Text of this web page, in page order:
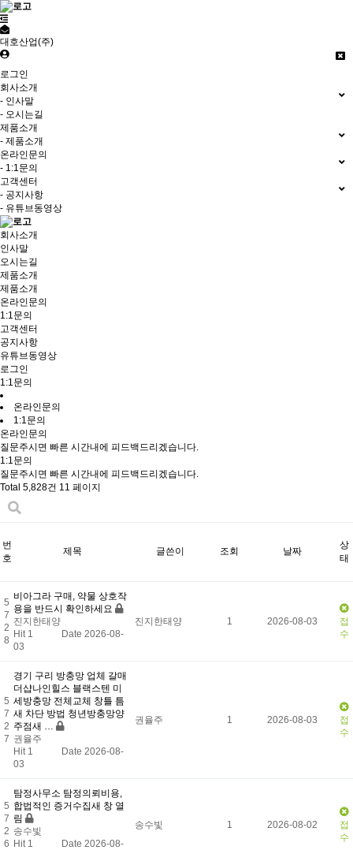
대호산업(주)
로그인
회사소개
- 인사말
- 오시는길
제품소개
- 제품소개
온라인문의
- 1:1문의
고객센터
- 공지사항
- 유튜브동영상
회사소개
인사말
오시는길
제품소개
제품소개
온라인문의
1:1문의
고객센터
공지사항
유튜브동영상
로그인
1:1문의
온라인문의
1:1문의
온라인문의
질문주시면 빠른 시간내에 피드백드리겠습니다.
1:1문의
질문주시면 빠른 시간내에 피드백드리겠습니다.
Total 5,828건 11 페이지
번
호
제목 글쓴이 조회 날짜
상
태
5
7
2
8
비아그라 구매, 약물 상호작
용을 반드시 확인하세요
진지한태양
Hit 1
Date 2026-08-
03
진지한태양 1 2026-08-03
접
수
5
7
2
7
경기 구리 방충망 업체 갈매
더샵나인힐스 블랙스텐 미
세방충망 전체교체 창틀 틈
새 차단 방법 청년방충망양
주점새 …
권율주
Hit 1
Date 2026-08-
03
권율주 1 2026-08-03
접
수
5
7
2
6
탐정사무소 탐정의뢰비용,
합법적인 증거수집새 창 열
림
송수빛
Hit 1
Date 2026-08-
송수빛 1 2026-08-02
접
수